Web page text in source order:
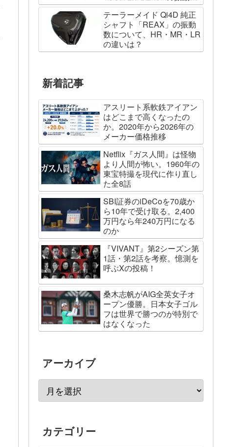
を測ってみました
テーラーメイド Qi4D 純正
シャフト「REAX」の振動
数について、HR・MR・LR
の違いは？
新着記事
アスリート系軟鉄アイアン
はどこまで高くなったの
か。2020年から2026年の
メーカー価格推移
Netflix『ガス人間』は怪物
より人間が怖い。1960年の
東宝特撮を現代に作り直し
た全8話
SBI証券のiDeCoを70歳か
ら10年で受け取る。2,400
万円なら年240万円になる
のか
『VIVANT』第2シーズン第
1話・第2話を考察。憶測を
呼ぶXの投稿！
桑木志帆がAIG全英女子オ
ープン優勝。日本女子ゴル
フは世界で勝つのが特別で
はなくなった
アーカイブ
カテゴリー